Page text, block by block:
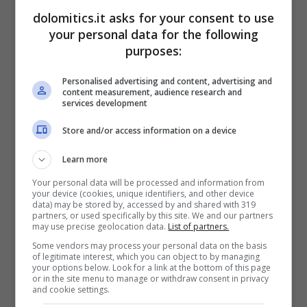
un reddito familiare non superiore a
8.000 euro. Per ottenere il rimborso
bisogna presentare il modello di
dichiarazione sostituta in cui si dichiara
l’età e il reddito percepito annualmente;
il richiedente o un componente del
stranieri e diplomatici), anche in questo
caso bisogna presentare il modello di
dichiarazione sostitutiva;
quando il canone Rai è stato pagato
dal richiedente e da un componente
della famiglia, l’abbonamento è dovuto
dolomitics.it asks for your consent to use
your personal data for the following
purposes:
Personalised advertising and content, advertising and
content measurement, audience research and
services development
Store and/or access information on a device
Learn more
Your personal data will be processed and information from
your device (cookies, unique identifiers, and other device
data) may be stored by, accessed by and shared with 319
partners, or used specifically by this site. We and our partners
may use precise geolocation data. List of partners.
Some vendors may process your personal data on the basis
of legitimate interest, which you can object to by managing
your options below. Look for a link at the bottom of this page
or in the site menu to manage or withdraw consent in privacy
and cookie settings.